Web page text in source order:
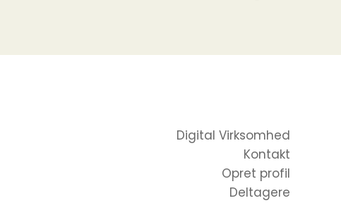
Digital Virksomhed
Kontakt
Opret profil
Deltagere